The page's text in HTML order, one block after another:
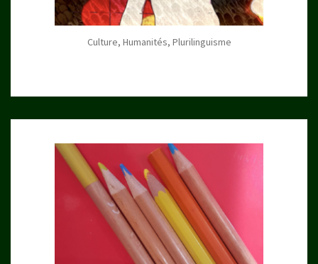
Culture, Humanités, Plurilinguisme